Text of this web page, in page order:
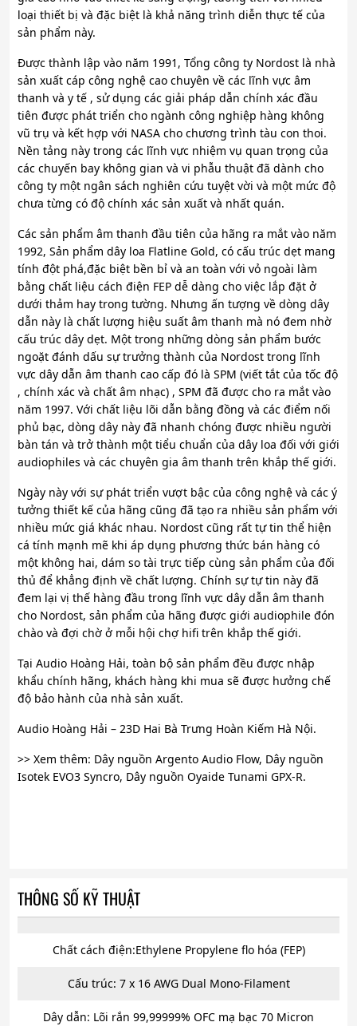
loại thiết bị và đặc biệt là khả năng trình diễn thực tế của
sản phẩm này.
Được thành lập vào năm 1991, Tổng công ty Nordost là nhà
sản xuất cáp công nghệ cao chuyên về các lĩnh vực âm
thanh và y tế , sử dụng các giải pháp dẫn chính xác đầu
tiên được phát triển cho ngành công nghiệp hàng không
vũ trụ và kết hợp với NASA cho chương trình tàu con thoi.
Nền tảng này trong các lĩnh vực nhiệm vụ quan trọng của
các chuyến bay không gian và vi phẫu thuật đã dành cho
công ty một ngân sách nghiên cứu tuyệt vời và một mức độ
chưa từng có độ chính xác sản xuất và nhất quán.
Các sản phẩm âm thanh đầu tiên của hãng ra mắt vào năm
1992, Sản phẩm dây loa Flatline Gold, có cấu trúc dẹt mang
tính đột phá,đặc biệt bền bỉ và an toàn với vỏ ngoài làm
bằng chất liệu cách điện FEP dễ dàng cho việc lắp đặt ở
dưới thảm hay trong tường. Nhưng ấn tượng về dòng dây
dẫn này là chất lượng hiệu suất âm thanh mà nó đem nhờ
cấu trúc dây dẹt. Một trong những dòng sản phẩm bước
ngoặt đánh dấu sự trưởng thành của Nordost trong lĩnh
vực dây dẫn âm thanh cao cấp đó là SPM (viết tắt của tốc độ
, chính xác và chất âm nhạc) , SPM đã được cho ra mắt vào
năm 1997. Với chất liệu lõi dẫn bằng đồng và các điểm nối
phủ bạc, dòng dây này đã nhanh chóng được nhiều người
bàn tán và trở thành một tiểu chuẩn của dây loa đối với giới
audiophiles và các chuyên gia âm thanh trên khắp thế giới.
Ngày này với sự phát triển vượt bậc của công nghệ và các ý
tưởng thiết kế của hãng cũng đã tạo ra nhiều sản phẩm với
nhiều mức giá khác nhau. Nordost cũng rất tự tin thể hiện
cá tính mạnh mẽ khi áp dụng phương thức bán hàng có
một không hai, dám so tài trực tiếp cùng sản phẩm của đối
thủ để khẳng định về chất lượng. Chính sự tự tin này đã
đem lại vị thế hàng đầu trong lĩnh vực dây dẫn âm thanh
cho Nordost, sản phẩm của hãng được giới audiophile đón
chào và đợi chờ ở mỗi hội chợ hifi trên khắp thế giới.
Tại Audio Hoàng Hải, toàn bộ sản phẩm đều được nhập
khẩu chính hãng, khách hàng khi mua sẽ được hưởng chế
độ bảo hành của nhà sản xuất.
Audio Hoàng Hải – 23D Hai Bà Trưng Hoàn Kiếm Hà Nội.
>> Xem thêm: Dây nguồn Argento Audio Flow, Dây nguồn
Isotek EVO3 Syncro, Dây nguồn Oyaide Tunami GPX-R.
THÔNG SỐ KỸ THUẬT
Chất cách điện:Ethylene Propylene flo hóa (FEP)
Cấu trúc: 7 x 16 AWG Dual Mono-Filament
Dây dẫn: Lõi rắn 99,99999% OFC mạ bạc 70 Micron